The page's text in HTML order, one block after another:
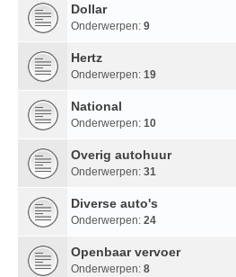
Dollar
Onderwerpen: 9
Hertz
Onderwerpen: 19
National
Onderwerpen: 10
Overig autohuur
Onderwerpen: 31
Diverse auto's
Onderwerpen: 24
Openbaar vervoer
Onderwerpen: 8